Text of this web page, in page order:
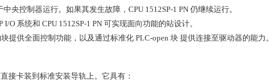
中央控制器运行。如果其发生故障，CPU 1512SP-1 PN 仍继续运行。
I/O 系统和 CPU 1512SP-1 PN 可实现面向功能的站设计。
提供全面控制功能，以及通过标准化 PLC-open 块 提供连接至驱动器的能力。
直接卡装到标准安装导轨上。它具有：